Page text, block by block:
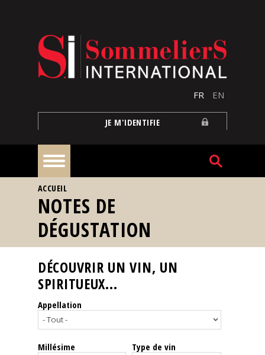
FR EN
JE M'IDENTIFIE
À
la
une
Reportages
Nos
Spiritueux
VOUS ÊTES ICI
ACCUEIL
NOTES DE
DÉGUSTATION
DÉCOUVRIR UN VIN, UN
SPIRITUEUX...
Appellation
Millésime Type de vin